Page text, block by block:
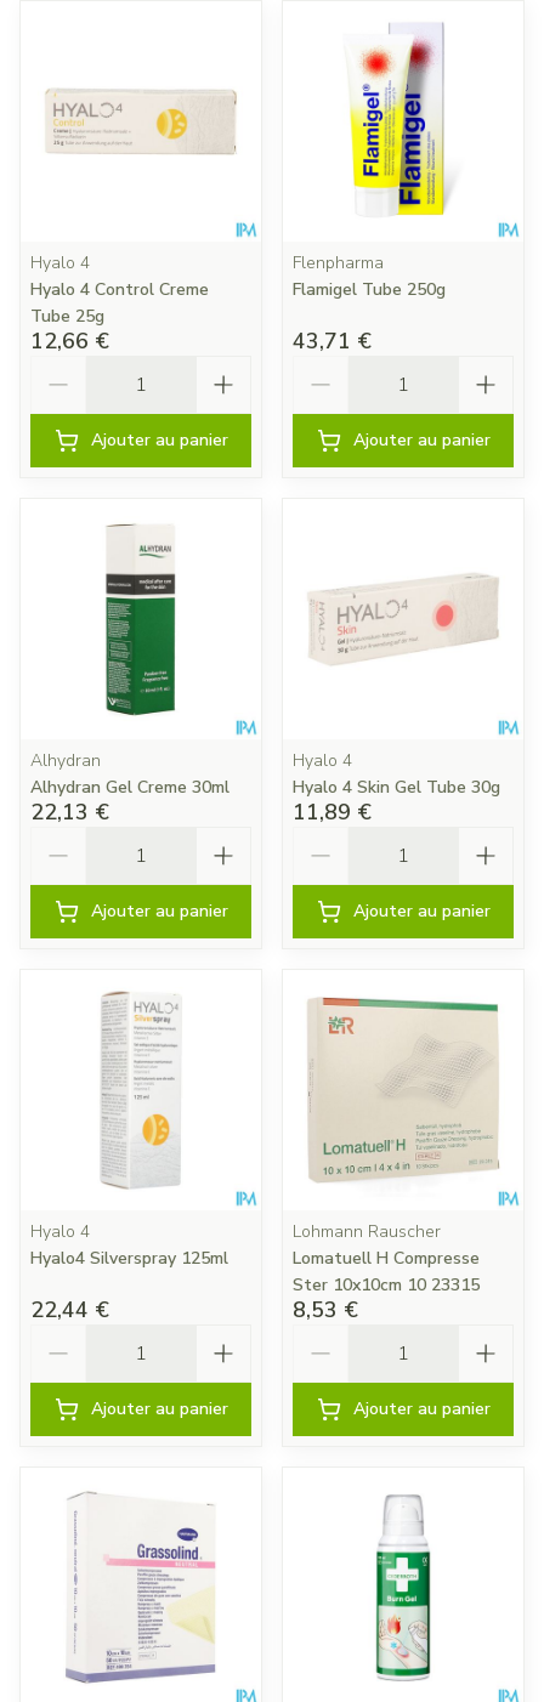
Hyalo 4
Hyalo 4 Control Creme
Tube 25g
12,66 €
Ajouter au panier
Flenpharma
Flamigel Tube 250g
43,71 €
Ajouter au panier
Alhydran
Alhydran Gel Creme 30ml
22,13 €
Ajouter au panier
Hyalo 4
Hyalo 4 Skin Gel Tube 30g
11,89 €
Ajouter au panier
Hyalo 4
Hyalo4 Silverspray 125ml
22,44 €
Ajouter au panier
Lohmann Rauscher
Lomatuell H Compresse
Ster 10x10cm 10 23315
8,53 €
Ajouter au panier